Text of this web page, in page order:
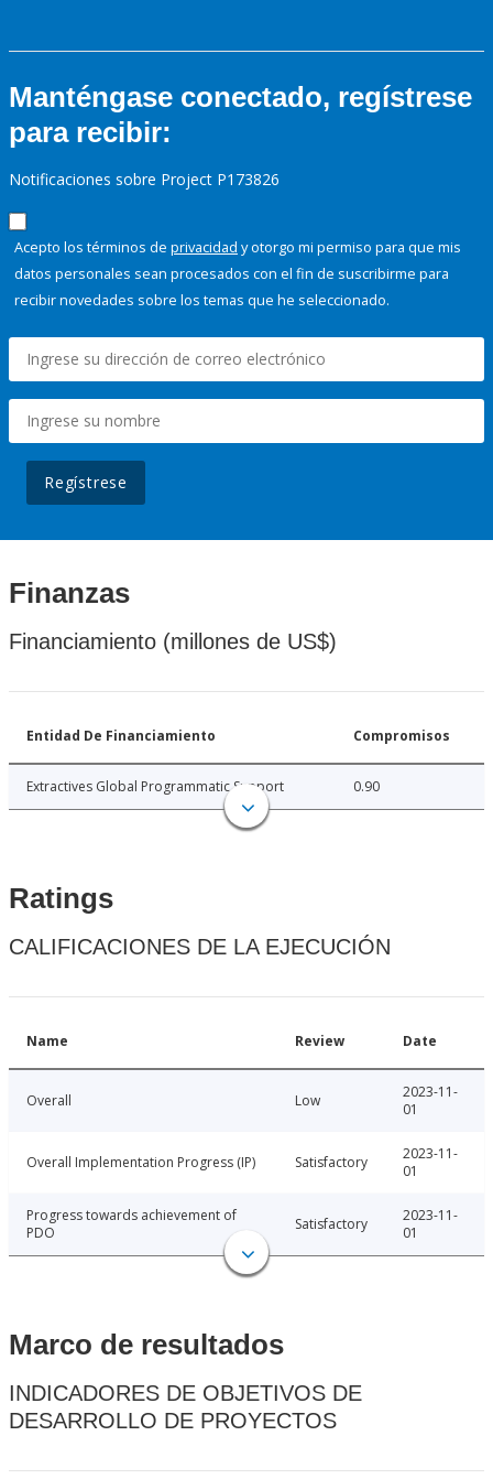
Manténgase conectado, regístrese
para recibir:
Notificaciones sobre Project P173826
Acepto los términos de privacidad y otorgo mi permiso para que mis
datos personales sean procesados con el fin de suscribirme para
recibir novedades sobre los temas que he seleccionado.
Regístrese
Finanzas
Financiamiento (millones de US$)
Entidad De Financiamiento Compromisos
Extractives Global Programmatic Support 0.90
Ratings
CALIFICACIONES DE LA EJECUCIÓN
Name Review Date
Overall Low
2023-11-
01
Overall Implementation Progress (IP) Satisfactory
2023-11-
01
Progress towards achievement of
PDO
Satisfactory
2023-11-
01
Marco de resultados
INDICADORES DE OBJETIVOS DE
DESARROLLO DE PROYECTOS